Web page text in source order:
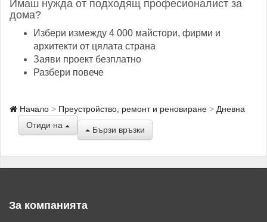
Имаш нужда от подходящ професионалист за
дома?
Избери измежду 4 000 майстори, фирми и
архитекти от цялата страна
Заяви проект безплатно
Разбери повече
Начало Преустройство, ремонт и реновиране
Дневна
Отиди на
Бързи връзки
За компанията